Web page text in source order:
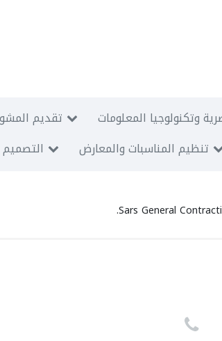
تقديم
وتكنولوجيا المعلومات
التصميم تنظيم المناسبات والمعارض
Sars General